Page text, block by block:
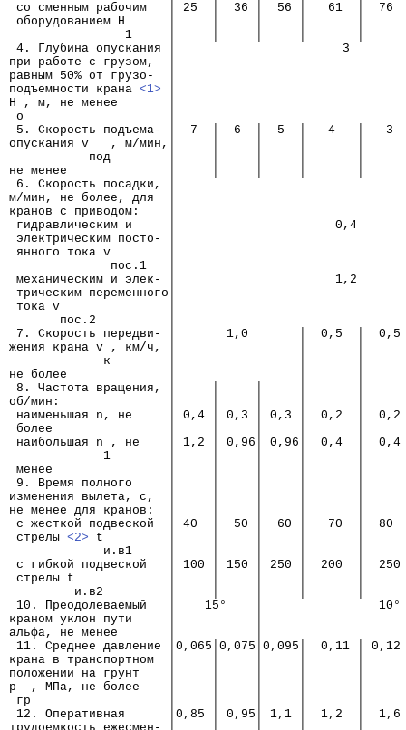
со сменным рабочим   │ 25  │  36 │  56 │   61  │  76
оборудованием Н      │     │     │     │       │
1     │     │     │     │       │
4. Глубина опускания │                       3
при работе с грузом,  │
равным 50% от грузо-  │
подъемности крана <1>
Н , м, не менее       │
о                    │
5. Скорость подъема- │  7  │  6  │  5  │   4   │
опускания v   , м/мин,│     │     │     │       │
под        │     │     │     │       │
не менее              │     │     │     │       │
6. Скорость посадки, │
м/мин, не более, для  │
кранов с приводом:    │
гидравлическим и     │                      0,4
электрическим посто- │
янного тока v        │
              пос.1   │
механическим и элек- │                      1,2
трическим переменного│
тока v               │
       пос.2          │
7. Скорость передви- │       1,0       │  0,5  │
жения крана v , км/ч, │                 │       │
к        │                 │       │
не более              │                 │       │
8. Частота вращения, │     │     │     │       │
об/мин:               │     │     │     │       │
наименьшая n, не     │ 0,4 │ 0,3 │ 0,3 │  0,2  │
более                │     │     │     │       │
наибольшая n , не    │ 1,2 │ 0,96│ 0,96│  0,4  │
1        │     │     │     │       │
менее                │     │     │     │       │
9. Время полного     │     │     │     │       │
изменения вылета, с,  │     │     │     │       │
не менее для кранов:  │     │     │     │       │
с жесткой подвеской  │ 40  │  50 │  60 │   70  │
стрелы <2> t         │     │     │     │       │
и.в1     │     │     │     │       │
с гибкой подвеской   │ 100 │ 150 │ 250 │  200  │
стрелы t             │     │     │     │       │
и.в2         │     │     │     │       │
10. Преодолеваемый   │    15°    │                10°
краном уклон пути     │           │
альфа, не менее       │           │
11. Среднее давление │0,065│0,075│0,095│  0,11 │
крана в транспортном  │     │     │     │       │
положении на грунт    │     │     │     │       │
p  , МПа, не более    │     │     │     │       │
гр                   │     │     │     │       │
12. Оперативная      │0,85 │ 0,95│ 1,1 │  1,2  │